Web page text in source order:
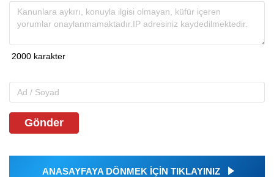
Gönder
ANASAYFAYA DÖNMEK İÇİN TIKLAYINIZ